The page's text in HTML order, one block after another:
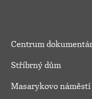
Centrum
Stříbrný dům
Masarykovo náměstí